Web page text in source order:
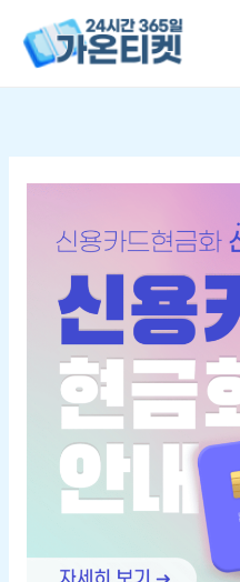
콘텐츠로
건너뛰기
제대로
알면
다릅니다
7가지
핵심
정보로
선택법